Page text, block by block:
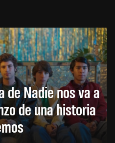
de Nadie nos va a
de una historia